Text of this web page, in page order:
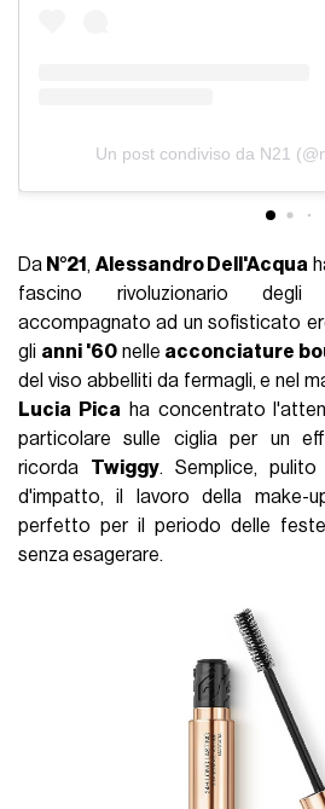
Un post condiviso da N21
Da N°21 , Alessandro Dell'Acqua
fascino rivoluzionario
accompagnato ad un sofisticato
gli anni '60nelle acconciature
del viso abbelliti da fermagli, e nel
Lucia Pica ha concentrato
particolare sulle ciglia per un
ricorda Twiggy. Semplice,
d'impatto, il lavoro della make-
perfetto per il periodo delle
senza esagerare.